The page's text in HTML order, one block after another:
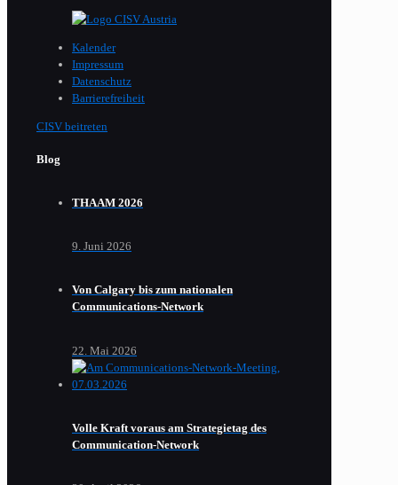
Kalender
Impressum
Datenschutz
Barrierefreiheit
CISV beitreten
Blog
THAAM 2026
9. Juni 2026
Von Calgary bis zum nationalen
Communications-Network
22. Mai 2026
Volle Kraft voraus am Strategietag des
Communication-Network